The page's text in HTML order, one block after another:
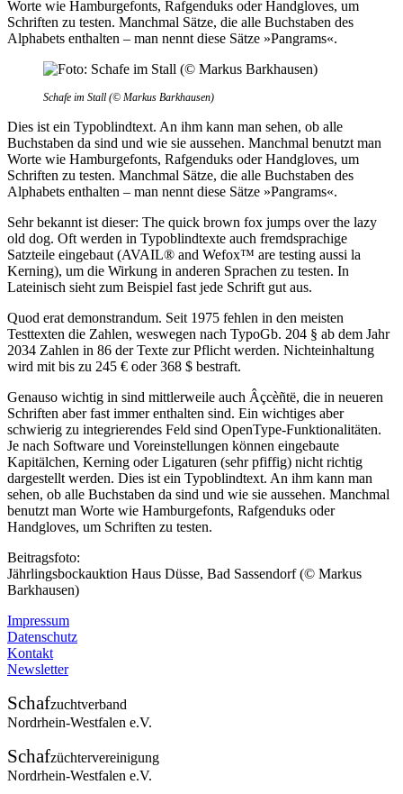
Worte wie Hamburgefonts, Rafgenduks oder Handgloves, um
Schriften zu testen. Manchmal Sätze, die alle Buchstaben des
Alphabets enthalten – man nennt diese Sätze »Pangrams«.
Schafe im Stall (© Markus Barkhausen)
Dies ist ein Typoblindtext. An ihm kann man sehen, ob alle
Buchstaben da sind und wie sie aussehen. Manchmal benutzt man
Worte wie Hamburgefonts, Rafgenduks oder Handgloves, um
Schriften zu testen. Manchmal Sätze, die alle Buchstaben des
Alphabets enthalten – man nennt diese Sätze »Pangrams«.
Sehr bekannt ist dieser: The quick brown fox jumps over the lazy
old dog. Oft werden in Typoblindtexte auch fremdsprachige
Satzteile eingebaut (AVAIL® and Wefox™ are testing aussi la
Kerning), um die Wirkung in anderen Sprachen zu testen. In
Lateinisch sieht zum Beispiel fast jede Schrift gut aus.
Quod erat demonstrandum. Seit 1975 fehlen in den meisten
Testtexten die Zahlen, weswegen nach TypoGb. 204 § ab dem Jahr
2034 Zahlen in 86 der Texte zur Pflicht werden. Nichteinhaltung
wird mit bis zu 245 € oder 368 $ bestraft.
Genauso wichtig in sind mittlerweile auch Âçcèñtë, die in neueren
Schriften aber fast immer enthalten sind. Ein wichtiges aber
schwierig zu integrierendes Feld sind OpenType-Funktionalitäten.
Je nach Software und Voreinstellungen können eingebaute
Kapitälchen, Kerning oder Ligaturen (sehr pfiffig) nicht richtig
dargestellt werden. Dies ist ein Typoblindtext. An ihm kann man
sehen, ob alle Buchstaben da sind und wie sie aussehen. Manchmal
benutzt man Worte wie Hamburgefonts, Rafgenduks oder
Handgloves, um Schriften zu testen.
Beitragsfoto:
Jährlingsbockauktion Haus Düsse, Bad Sassendorf (© Markus
Barkhausen)
Impressum
Datenschutz
Kontakt
Newsletter
Schafzuchtverband
Nordrhein-Westfalen e.V.
Schafzüchtervereinigung
Nordrhein-Westfalen e.V.